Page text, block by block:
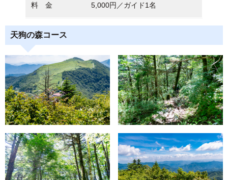
料 金 5,000円／ガイド1名
天狗の森コース